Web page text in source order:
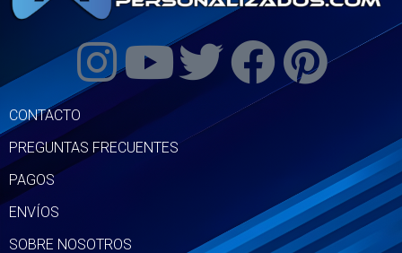
CONTACTO
PREGUNTAS FRECUENTES
PAGOS
ENVÍOS
SOBRE NOSOTROS